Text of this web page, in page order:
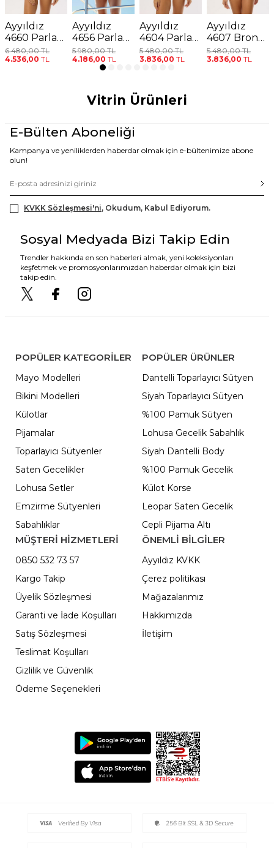
Ayyıldız
4660 Parlak
Pembe
Bikini
6.480,00TL
4.536,00 TL
Ayyıldız
4656 Parlak
Pembe
Bikini
Takımı
5.980,00TL
4.186,00 TL
Ayyıldız
4604 Parlak
Pembe
Straplez
5.480,00TL
3.836,00 TL
Ayyıldız
4607 Bronz
Pul Payetli
Bikini
5.480,00TL
3.836,00 TL
Vitrin Ürünleri
E-Bülten Aboneliği
Kampanya ve yeniliklerden haberdar olmak için e-bültenimize abone
olun!
KVKK Sözleşmesi'ni, Okudum, Kabul Ediyorum.
Sosyal Medyada Bizi Takip Edin
Trendler hakkında en son haberleri almak, yeni koleksiyonları
keşfetmek ve promosyonlarımızdan haberdar olmak için bizi
takip edin.
POPÜLER KATEGORILER
Mayo Modelleri
Bikini Modelleri
Külotlar
Pijamalar
Toparlayıcı Sütyenler
Saten Gecelikler
Lohusa Setler
Emzirme Sütyenleri
Sabahlıklar
POPÜLER ÜRÜNLER
Dantelli Toparlayıcı Sütyen
Siyah Toparlayıcı Sütyen
%100 Pamuk Sütyen
Lohusa Gecelik Sabahlık
Siyah Dantelli Body
%100 Pamuk Gecelik
Külot Korse
Leopar Saten Gecelik
Cepli Pijama Altı
MÜŞTERİ HİZMETLERİ
0850 532 73 57
Kargo Takip
Üyelik Sözleşmesi
Garanti ve İade Koşulları
Satış Sözleşmesi
Teslimat Koşulları
Gizlilik ve Güvenlik
Ödeme Seçenekleri
ÖNEMLI BILGILER
Ayyıldız KVKK
Çerez politikası
Mağazalarımız
Hakkımızda
İletişim